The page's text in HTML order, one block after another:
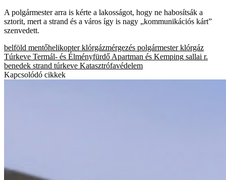
A polgármester arra is kérte a lakosságot, hogy ne habosítsák a
sztorit, mert a strand és a város így is nagy „kommunikációs kárt”
szenvedett.
belföld mentőhelikopter klórgázmérgezés polgármester klórgáz
Túrkeve Termál- és Élményfürdő Apartman és Kemping sallai r.
benedek strand túrkeve Katasztrófavédelem
Kapcsolódó cikkek